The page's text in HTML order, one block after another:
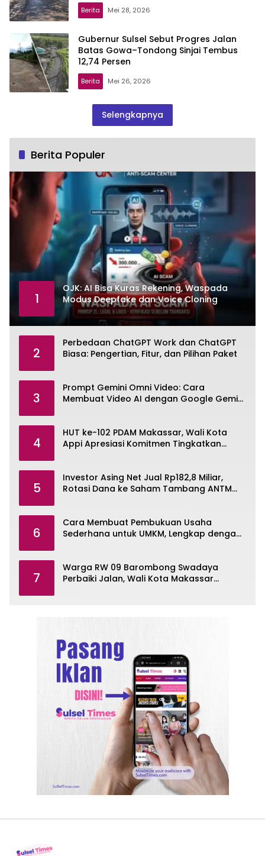
Berita Mei 28, 2026
Gubernur Sulsel Sebut Progres Jalan
Batas Gowa–Tondong Sinjai Tembus
12,74 Persen
Berita Mei 26, 2026
Selengkapnya
Berita Populer
1
OJK: AI Bisa Kuras Rekening, Waspada
Modus Deepfake dan Voice Cloning
2
Perbedaan ChatGPT Work dan ChatGPT
Biasa: Pengertian, Fitur, dan Pilihan Paket
3
Prompt Gemini Omni Video: Cara
Membuat Video AI dengan Google Gemini
4
HUT ke-102 PDAM Makassar, Wali Kota
Appi Apresiasi Komitmen Tingkatkan
5
Investor Asing Net Jual Rp182,8 Miliar,
Rotasi Dana ke Saham Tambang ANTM
6
Cara Membuat Pembukuan Usaha
Sederhana untuk UMKM, Lengkap dengan
7
Warga RW 09 Barombong Swadaya
Perbaiki Jalan, Wali Kota Makassar